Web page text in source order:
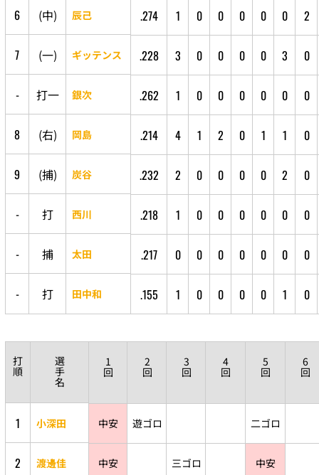
6 (中) 辰己 .274 1 0 0 0 0 0 2
7 (一) ギッテンス .228 3 0 0 0 0 3 0
- 打一 銀次 .262 1 0 0 0 0 0 0
8 (右) 岡島 .214 4 1 2 0 1 1 0
9 (捕) 炭谷 .232 2 0 0 0 0 2 0
- 打 西川 .218 1 0 0 0 0 0 0
- 捕 太田 .217 0 0 0 0 0 0 0
- 打 田中和 .155 1 0 0 0 0 1 0
打
順
選
手
名
1
回
2
回
3
回
4
回
5
回
6
回
1 小深田 中安 遊ゴロ 二ゴロ
2 渡邊佳 中安 三ゴロ 中安